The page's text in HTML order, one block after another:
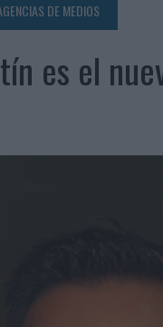
CON UNA ESTRATEGIA 360º
SINGLE DE ARÓN PIPER EN UNA
DIGITAL DE LAS MARCAS
DE MEDIOS
es el